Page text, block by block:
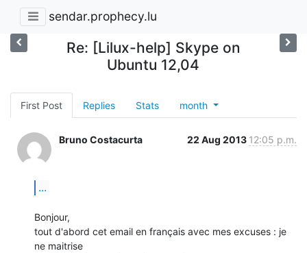
sendar.prophecy.lu
Re: [Lilux-help] Skype on
Ubuntu 12,04
First Post Replies Stats month
Bruno Costacurta 22 Aug 2013 12:05 p.m.
...
Bonjour,
tout d'abord cet email en français avec mes excuses : je
ne maitrise